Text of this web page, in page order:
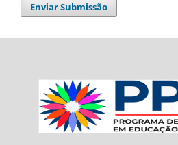
Enviar Submissão